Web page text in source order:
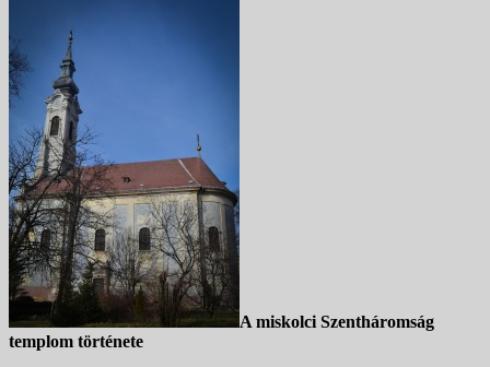
A miskolci Szentháromság
templom története